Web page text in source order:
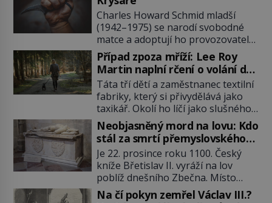
Charles Howard Schmid mladší
(1942–1975) se narodí svobodné
matce a adoptují ho provozovatelé
pečovatelského domu Charles a
Katharine Schmidovi. Synek jim
mnoho radosti nepřinese. Mezi
přáteli v arizonském Tusconu se
mu přezdívá Krysař. Je to pohledný
a charismatický mladík, kterému to
ve škole dvakrát nejde. Exceluje ale
v tělocviku. Škola si díky němu
může vystavit […]
Případ zpoza mříží: Lee Roy
Martin naplní rčení o volání do
lesa
Táta tří dětí a zaměstnanec textilní
fabriky, který si přivydělává jako
taxikář. Okolí ho líčí jako slušného
člověka. To je Lee Roy Martin
(1937–1972), jinak též Škrtič z
Gaffney, městečka v Jižní Karolíně.
Mezi lety 1967 až 1968 zavraždí dvě
ženy a dvě dívky. Dne 20. května
1967 znásilní a zavraždí 32letou
Annie Lucille Dedmondovou. […]
Neobjasněný mord na lovu: Kdo
stál za smrtí přemyslovského
knížete Břetislava II.?
Je 22. prosince roku 1100. Český
kníže Břetislav II. vyráží na lov
poblíž dnešního Zbečna. Místo
návratu na Pražský hrad však
Na čí pokyn zemřel Václav III.?